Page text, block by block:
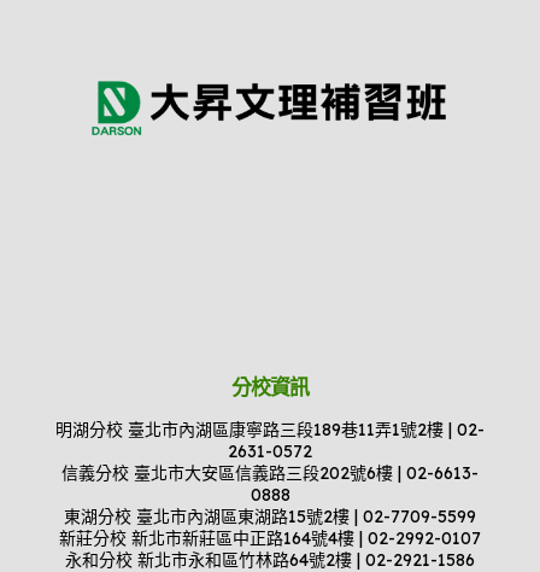
分校資訊
明湖分校 臺北市內湖區康寧路三段189巷11弄1號2樓 | 02-
2631-0572
信義分校 臺北市大安區信義路三段202號6樓 | 02-6613-
0888
東湖分校 臺北市內湖區東湖路15號2樓 | 02-7709-5599
新莊分校 新北市新莊區中正路164號4樓 | 02-2992-0107
永和分校 新北市永和區竹林路64號2樓 | 02-2921-1586